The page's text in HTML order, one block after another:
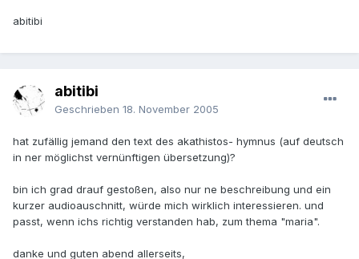
abitibi
abitibi
Geschrieben 18. November 2005
hat zufällig jemand den text des akathistos- hymnus (auf deutsch
in ner möglichst vernünftigen übersetzung)?
bin ich grad drauf gestoßen, also nur ne beschreibung und ein
kurzer audioauschnitt, würde mich wirklich interessieren. und
passt, wenn ichs richtig verstanden hab, zum thema "maria".
danke und guten abend allerseits,